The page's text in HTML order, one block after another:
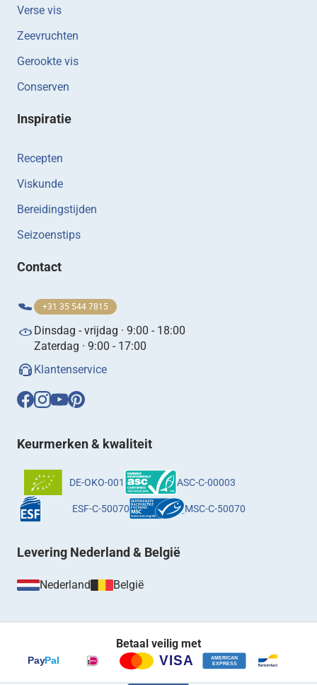
Verse vis
Zeevruchten
Gerookte vis
Conserven
Inspiratie
Recepten
Viskunde
Bereidingstijden
Seizoenstips
Contact
+31 35 544 7815
Dinsdag - vrijdag · 9:00 - 18:00
Zaterdag · 9:00 - 17:00
Klantenservice
Keurmerken & kwaliteit
DE-OKO-001 ASC-C-00003
ESF-C-50070 MSC-C-50070
Levering Nederland & België
Nederland België
Betaal veilig met